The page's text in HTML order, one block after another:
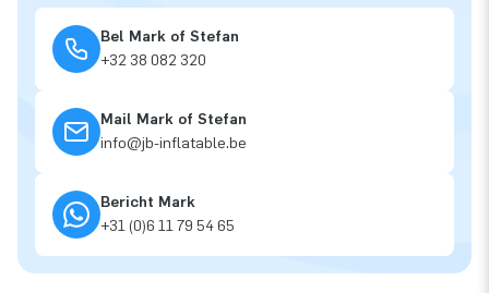
Bel Mark of Stefan
+32 38 082 320
Mail Mark of Stefan
info@jb-inflatable.be
Bericht Mark
+31 (0)6 11 79 54 65